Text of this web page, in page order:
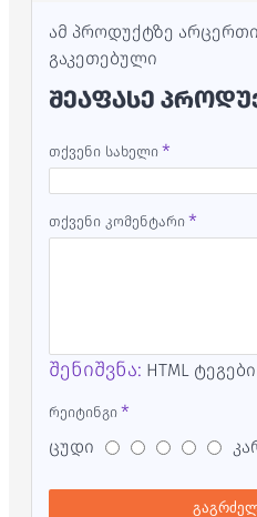
ამ პროდუქტზე
გაკეთებული
ᲨᲔᲐᲤᲐᲡᲔ
თქვენი სახელი
თქვენი კომენტარი
შენიშვნა: HTML
რეიტინგი
ცუდი